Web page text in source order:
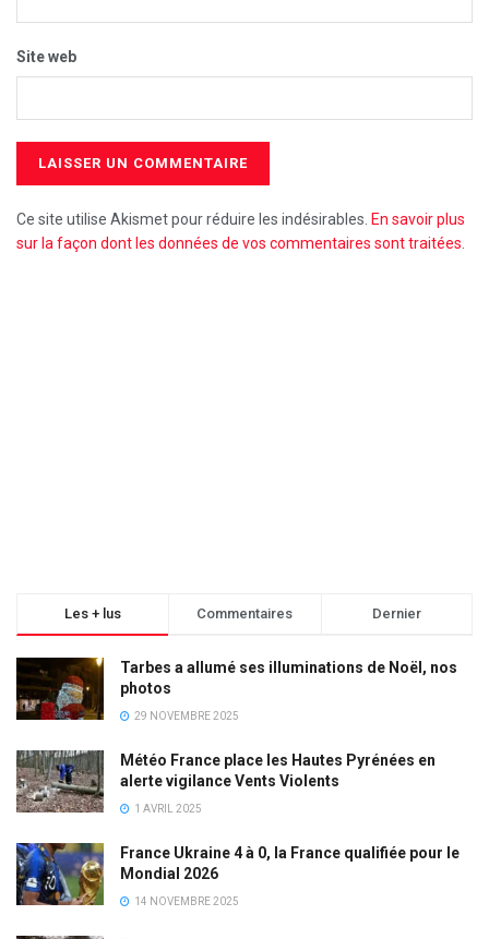
Site web
Ce site utilise Akismet pour réduire les indésirables. En savoir plus
sur la façon dont les données de vos commentaires sont traitées
Les + lus Commentaires Dernier
Tarbes a allumé ses illuminations de Noël, nos
photos
29 NOVEMBRE 2025
Météo France place les Hautes Pyrénées en
alerte vigilance Vents Violents
1 AVRIL 2025
France Ukraine 4 à 0, la France qualifiée pour le
Mondial 2026
14 NOVEMBRE 2025